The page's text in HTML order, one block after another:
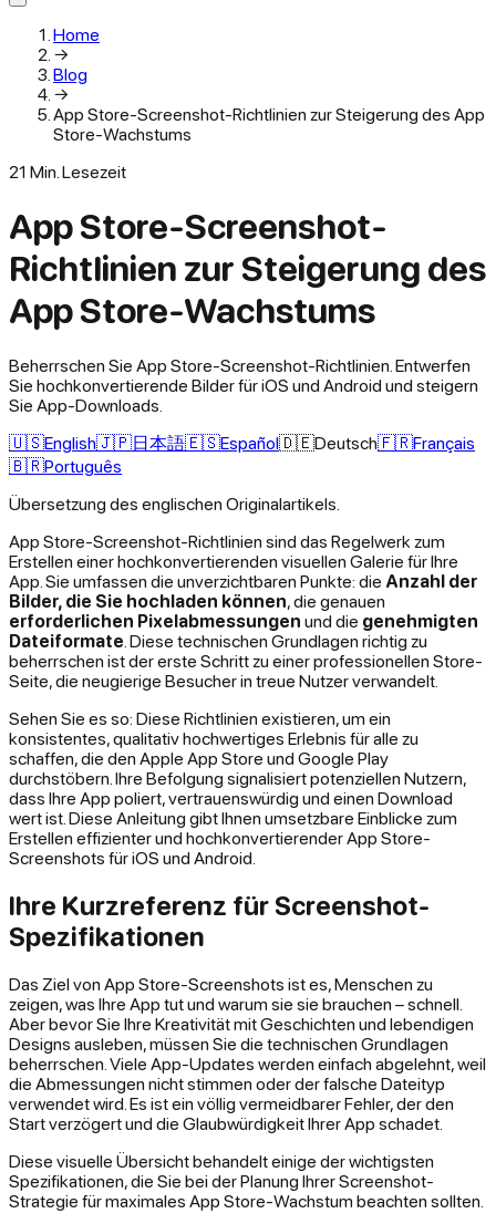
Home
→
Blog
→
App Store-Screenshot-Richtlinien zur Steigerung des App
Store-Wachstums
21 Min. Lesezeit
App Store-Screenshot-
Richtlinien zur Steigerung des
App Store-Wachstums
Beherrschen Sie App Store-Screenshot-Richtlinien. Entwerfen
Sie hochkonvertierende Bilder für iOS und Android und steigern
Sie App-Downloads.
🇺🇸English🇯🇵日本語🇪🇸Español🇩🇪Deutsch🇫🇷Français
🇧🇷Português
Übersetzung des englischen Originalartikels.
App Store-Screenshot-Richtlinien sind das Regelwerk zum
Erstellen einer hochkonvertierenden visuellen Galerie für Ihre
App. Sie umfassen die unverzichtbaren Punkte: die Anzahl der
Bilder, die Sie hochladen können, die genauen
erforderlichen Pixelabmessungen und die genehmigten
Dateiformate . Diese technischen Grundlagen richtig zu
beherrschen ist der erste Schritt zu einer professionellen Store-
Seite, die neugierige Besucher in treue Nutzer verwandelt.
Sehen Sie es so: Diese Richtlinien existieren, um ein
konsistentes, qualitativ hochwertiges Erlebnis für alle zu
schaffen, die den Apple App Store und Google Play
durchstöbern. Ihre Befolgung signalisiert potenziellen Nutzern,
dass Ihre App poliert, vertrauenswürdig und einen Download
wert ist. Diese Anleitung gibt Ihnen umsetzbare Einblicke zum
Erstellen effizienter und hochkonvertierender App Store-
Screenshots für iOS und Android.
Ihre Kurzreferenz für Screenshot-
Spezifikationen
Das Ziel von App Store-Screenshots ist es, Menschen zu
zeigen, was Ihre App tut und warum sie sie brauchen – schnell.
Aber bevor Sie Ihre Kreativität mit Geschichten und lebendigen
Designs ausleben, müssen Sie die technischen Grundlagen
beherrschen. Viele App-Updates werden einfach abgelehnt, weil
die Abmessungen nicht stimmen oder der falsche Dateityp
verwendet wird. Es ist ein völlig vermeidbarer Fehler, der den
Start verzögert und die Glaubwürdigkeit Ihrer App schadet.
Diese visuelle Übersicht behandelt einige der wichtigsten
Spezifikationen, die Sie bei der Planung Ihrer Screenshot-
Strategie für maximales App Store-Wachstum beachten sollten.